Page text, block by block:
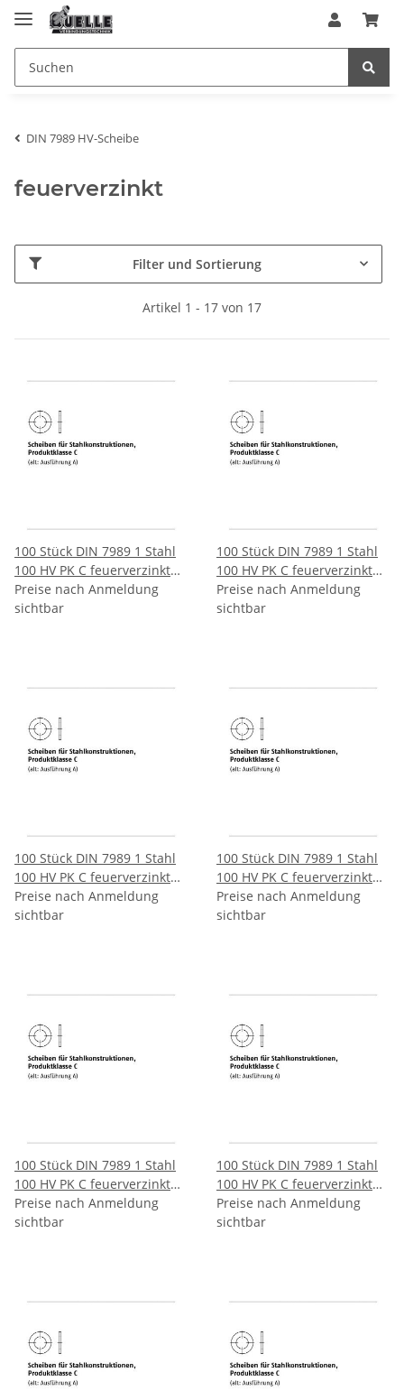
DIN 7989 HV-Scheibe
feuerverzinkt
Filter und Sortierung
Artikel 1 - 17 von 17
100 Stück DIN 7989 1 Stahl
100 HV PK C feuerverzinkt
Scheiben für
Stahlkonstruktionen
Preise nach Anmeldung
sichtbar
100 Stück DIN 7989 1 Stahl
100 HV PK C feuerverzinkt
Scheiben für
Stahlkonstruktionen
Preise nach Anmeldung
sichtbar
100 Stück DIN 7989 1 Stahl
100 HV PK C feuerverzinkt
Scheiben für
Stahlkonstruktionen
Preise nach Anmeldung
sichtbar
100 Stück DIN 7989 1 Stahl
100 HV PK C feuerverzinkt
Scheiben für
Stahlkonstruktionen
Preise nach Anmeldung
sichtbar
100 Stück DIN 7989 1 Stahl
100 HV PK C feuerverzinkt
Scheiben für
Stahlkonstruktionen
Preise nach Anmeldung
sichtbar
100 Stück DIN 7989 1 Stahl
100 HV PK C feuerverzinkt
Scheiben für
Stahlkonstruktionen
Preise nach Anmeldung
sichtbar